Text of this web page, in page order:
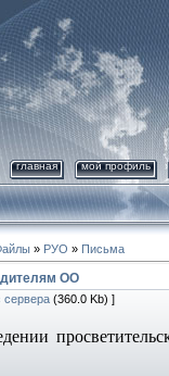
главная мой профиль
» РУО » Письма
ОО
сервера (360.0 Kb) ]